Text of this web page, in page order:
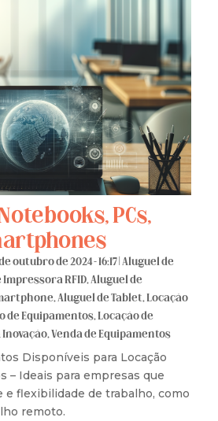
PCs,
outubro de 2024 - 16:17 |Aluguel de
Impressora RFID,Aluguel de
,Aluguel de Tablet,Locação
de Equipamentos,Locação de
Inovação, Venda de Equipamentos
Disponíveis para Locação
– Ideais para empresas que
e flexibilidade de trabalho, como
remoto.